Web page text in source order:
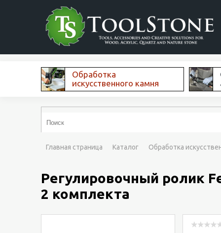
Обработка
искусственного камня
Главная страница Каталог Обработка
Регулировочный ролик
2 комплекта